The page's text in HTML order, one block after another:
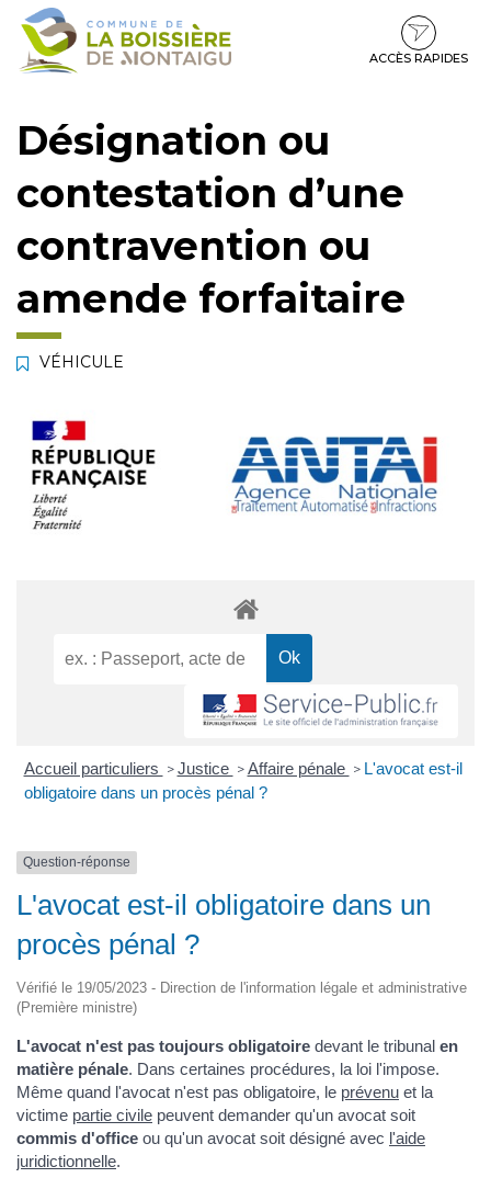
Gestion des traceurs
Aller
Aller
contenu
Aller
pied
ACCÈS RAPIDES
Désignation ou
contestation d’une
contravention ou
amende forfaitaire
VÉHICULE
Accueil particuliers > Justice > Affaire pénale > L'avocat est-il
obligatoire dans un procès pénal ?
Question-réponse
L'avocat est-il obligatoire dans un
procès pénal ?
Vérifié le 19/05/2023 - Direction de l'information légale et administrative
(Première ministre)
L'avocat n'est pas toujours obligatoire devant le tribunal en
matière pénale. Dans certaines procédures, la loi l'impose.
Même quand l'avocat n'est pas obligatoire, le prévenu et la
victime partie civile peuvent demander qu'un avocat soit
commis d'office ou qu'un avocat soit désigné avec l'aide
juridictionnelle.